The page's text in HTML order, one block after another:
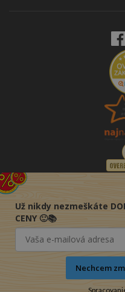
Už nikdy nezmeškáte
CENY 🙂📚
Nechcem